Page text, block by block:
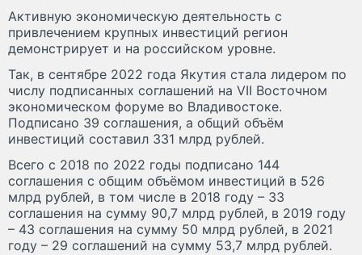
Активную экономическую деятельность с
привлечением крупных инвестиций регион
демонстрирует и на российском уровне.
Так, в сентябре 2022 года Якутия стала лидером по
числу подписанных соглашений на VII Восточном
экономическом форуме во Владивостоке.
Подписано 39 соглашения, а общий объём
инвестиций составил 331 млрд рублей.
Всего с 2018 по 2022 годы подписано 144
соглашения с общим объёмом инвестиций в 526
млрд рублей, в том числе в 2018 году – 33
соглашения на сумму 90,7 млрд рублей, в 2019 году
– 43 соглашения на сумму 50 млрд рублей, в 2021
году – 29 соглашений на сумму 53,7 млрд рублей.